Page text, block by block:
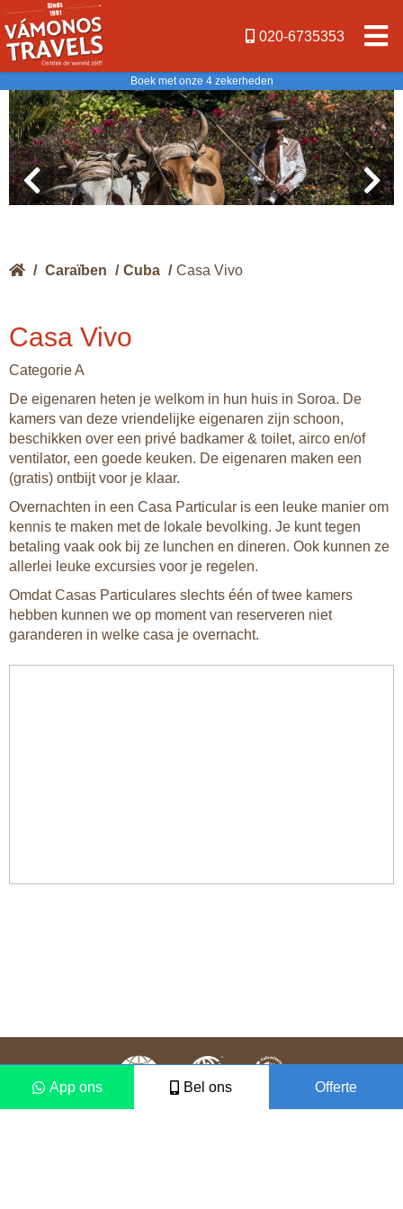
020-6735353
Boek met onze 4 zekerheden
/ Caraïben / Cuba / Casa Vivo
Casa Vivo
Categorie A
De eigenaren heten je welkom in hun huis in Soroa. De
kamers van deze vriendelijke eigenaren zijn schoon,
beschikken over een privé badkamer & toilet, airco en/of
ventilator, een goede keuken. De eigenaren maken een
(gratis) ontbijt voor je klaar.
Overnachten in een Casa Particular is een leuke manier om
kennis te maken met de lokale bevolking. Je kunt tegen
betaling vaak ook bij ze lunchen en dineren. Ook kunnen ze
allerlei leuke excursies voor je regelen.
Omdat Casas Particulares slechts één of twee kamers
hebben kunnen we op moment van reserveren niet
garanderen in welke casa je overnacht.
App ons Bel ons Offerte